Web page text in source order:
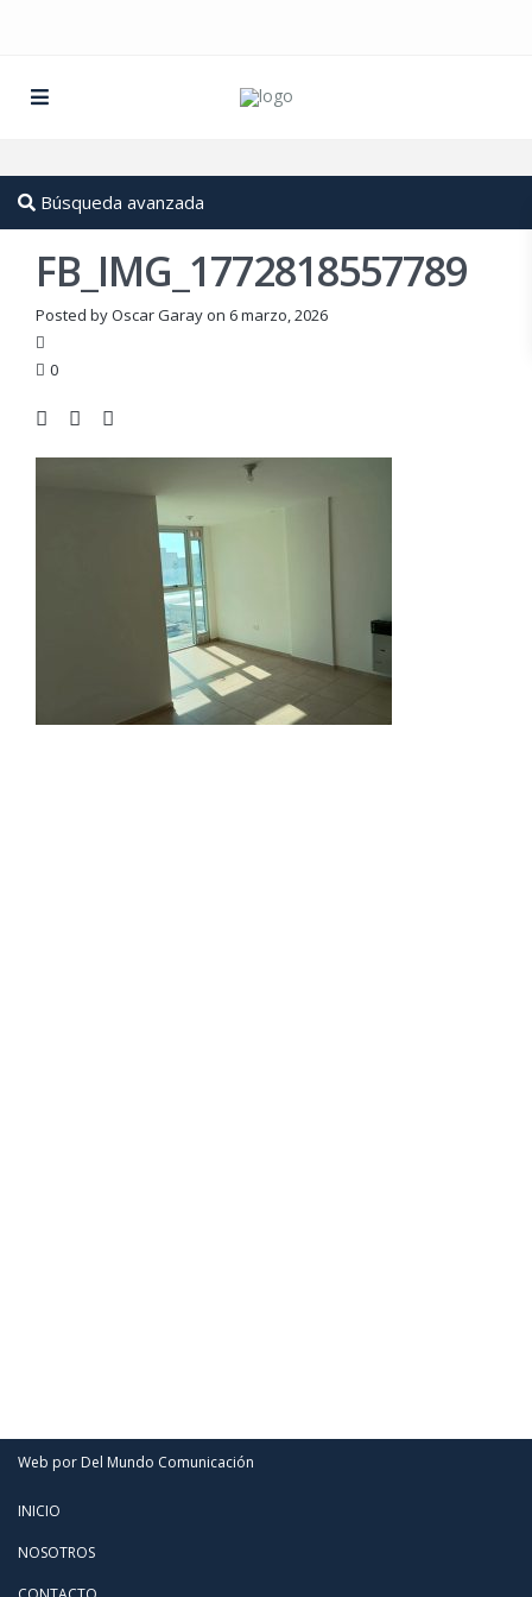
Búsqueda avanzada
FB_IMG_1772818557789
Posted by Oscar Garay on 6 marzo, 2026
0
Web por Del Mundo Comunicación
INICIO
NOSOTROS